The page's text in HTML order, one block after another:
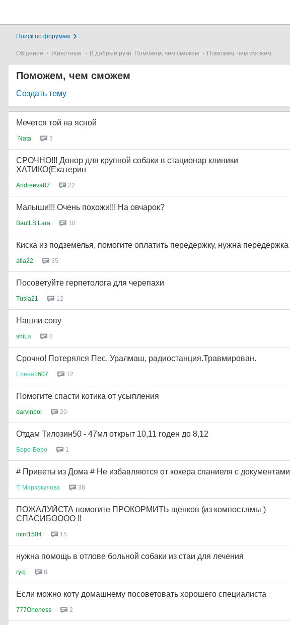
Поиск по форумам
Общение Животные В добрые руки. Поможем, чем сможем Поможем, чем сможем
Поможем, чем сможем
Создать тему
Мечется той на ясной
`Nata 3
СРОЧНО!!! Донор для крупной собаки в стационар клиники
ХАТИКО(Екатерин
Andreeva87 22
Малыши!!! Очень похожи!!! На овчарок?
BautLS Lara 10
Киска из подземелья, помогите оплатить передержку, нужна передержка
alla22 35
Посоветуйте герпетолога для черепахи
Tusia21 12
Нашли сову
shiL а 0
Срочно! Потерялся Пес, Уралмаш, радиостанция.Травмирован.
Елена1607 12
Помогите спасти котика от усыпления
darvinpol 20
Отдам Тилозин50 - 47мл открыт 10,11 годен до 8,12
Боро-Боро 1
# Приветы из Дома # Не избавляются от кокера спаниеля с документами
Т. Мирзокулова 38
ПОЖАЛУЙСТА помогите ПРОКОРМИТЬ щенков (из компост.ямы )
СПАСИБОООО !!
mim1504 15
нужна помощь в отлове больной собаки из стаи для лечения
rycj 8
Если можно коту домашнему посоветовать хорошего специалиста
777Oneness 2